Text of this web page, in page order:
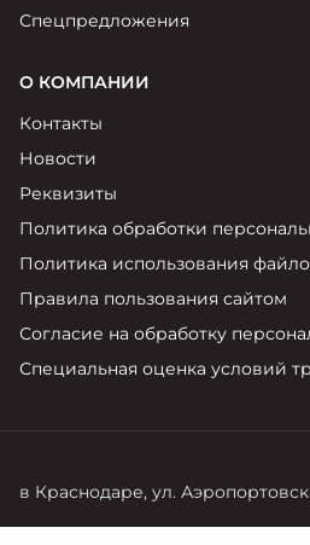
Спецпредложения
О КОМПАНИИ
Контакты
Новости
Реквизиты
Политика обработки
Политика использования
Правила пользования сайтом
Согласие на обработку
Специальная оценка условий
в Краснодаре, ул.